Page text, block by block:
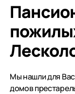
Мы нашли для
домов